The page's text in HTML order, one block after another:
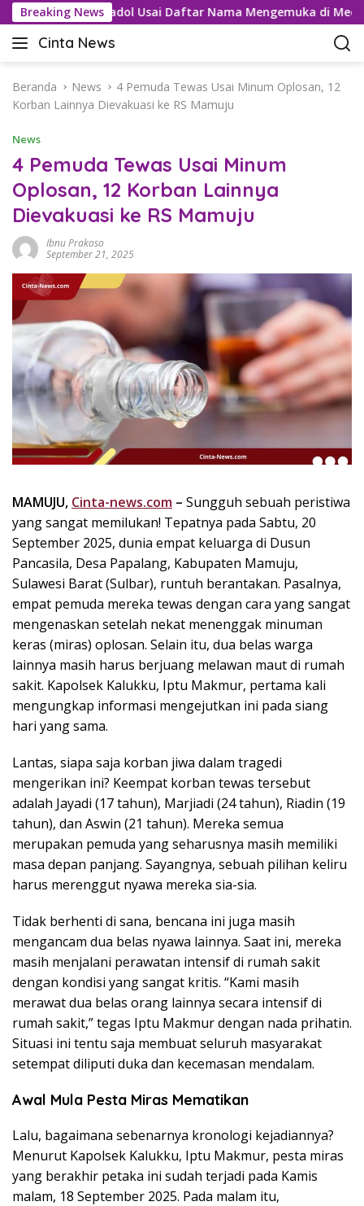
a
Breaking News
Kartel Tramadol Usai Daftar Nama Mengemuka di Medsos
Cinta News
C
n
t
N
e
w
s
–
a
a
r
T
e
r
k
i
n
i
,
P
n
h
I
n
s
p
i
r
a
s
i
!
Beranda News
4 Pemuda Tewas Usai Minum Oplosan, 12
Korban Lainnya Dievakuasi ke RS Mamuju
News
4 Pemuda Tewas Usai Minum
Oplosan, 12 Korban Lainnya
Dievakuasi ke RS Mamuju
Ibnu Prakoso
September 21, 2025
MAMUJU, Cinta-news.com – Sungguh sebuah peristiwa
yang sangat memilukan! Tepatnya pada Sabtu, 20
September 2025, dunia empat keluarga di Dusun
Pancasila, Desa Papalang, Kabupaten Mamuju,
Sulawesi Barat (Sulbar), runtuh berantakan. Pasalnya,
empat pemuda mereka tewas dengan cara yang sangat
mengenaskan setelah nekat menenggak minuman
keras (miras) oplosan. Selain itu, dua belas warga
lainnya masih harus berjuang melawan maut di rumah
sakit. Kapolsek Kalukku, Iptu Makmur, pertama kali
mengungkap informasi mengejutkan ini pada siang
hari yang sama.
Lantas, siapa saja korban jiwa dalam tragedi
mengerikan ini? Keempat korban tewas tersebut
adalah Jayadi (17 tahun), Marjiadi (24 tahun), Riadin (19
tahun), dan Aswin (21 tahun). Mereka semua
merupakan pemuda yang seharusnya masih memiliki
masa depan panjang. Sayangnya, sebuah pilihan keliru
harus merenggut nyawa mereka sia-sia.
Tidak berhenti di sana, bencana ini juga masih
mengancam dua belas nyawa lainnya. Saat ini, mereka
masih menjalani perawatan intensif di rumah sakit
dengan kondisi yang sangat kritis. “Kami masih
merawat dua belas orang lainnya secara intensif di
rumah sakit,” tegas Iptu Makmur dengan nada prihatin.
Situasi ini tentu saja membuat seluruh masyarakat
setempat diliputi duka dan kecemasan mendalam.
Awal Mula Pesta Miras Mematikan
Lalu, bagaimana sebenarnya kronologi kejadiannya?
Menurut Kapolsek Kalukku, Iptu Makmur, pesta miras
yang berakhir petaka ini sudah terjadi pada Kamis
malam, 18 September 2025. Pada malam itu,